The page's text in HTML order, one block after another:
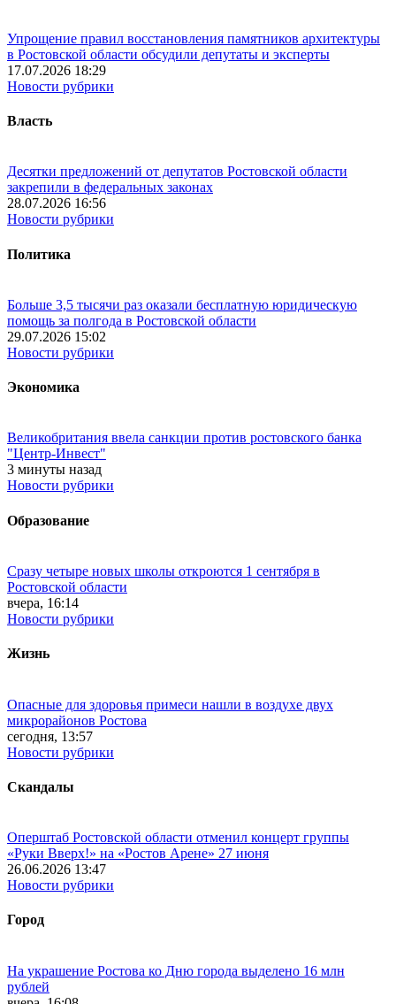
Упрощение правил восстановления памятников архитектуры
в Ростовской области обсудили депутаты и эксперты
17.07.2026 18:29
Новости рубрики
Власть
Десятки предложений от депутатов Ростовской области
закрепили в федеральных законах
28.07.2026 16:56
Новости рубрики
Политика
Больше 3,5 тысячи раз оказали бесплатную юридическую
помощь за полгода в Ростовской области
29.07.2026 15:02
Новости рубрики
Экономика
Великобритания ввела санкции против ростовского банка
"Центр-Инвест"
3 минуты назад
Новости рубрики
Образование
Сразу четыре новых школы откроются 1 сентября в
Ростовской области
вчера, 16:14
Новости рубрики
Жизнь
Опасные для здоровья примеси нашли в воздухе двух
микрорайонов Ростова
сегодня, 13:57
Новости рубрики
Скандалы
Оперштаб Ростовской области отменил концерт группы
«Руки Вверх!» на «Ростов Арене» 27 июня
26.06.2026 13:47
Новости рубрики
Город
На украшение Ростова ко Дню города выделено 16 млн
рублей